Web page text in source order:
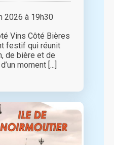
2026 à 19h30
Vins Côté Bières
festif qui réunit
de bière et de
moment [...]